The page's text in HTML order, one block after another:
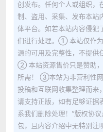
创发布。任何个人或组织，
制、盗用、采集、发布本站
体平台。如若本站内容侵犯
们进行处理。① 本站仅作
源的可用及完整性，不提供
② 本站资源售价只是赞助
所需！ ③本站为非营利性
投稿和互联网收集整理而
请支持正版，如有足够证据
系我们删除处理！“版权协
包，且内容介绍中无特别注